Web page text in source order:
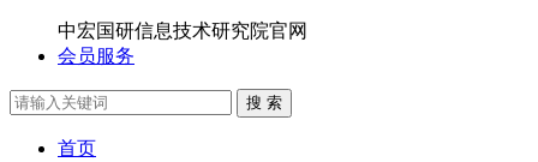
中宏国研信息技术研究院官网
会员服务
搜 索
首页